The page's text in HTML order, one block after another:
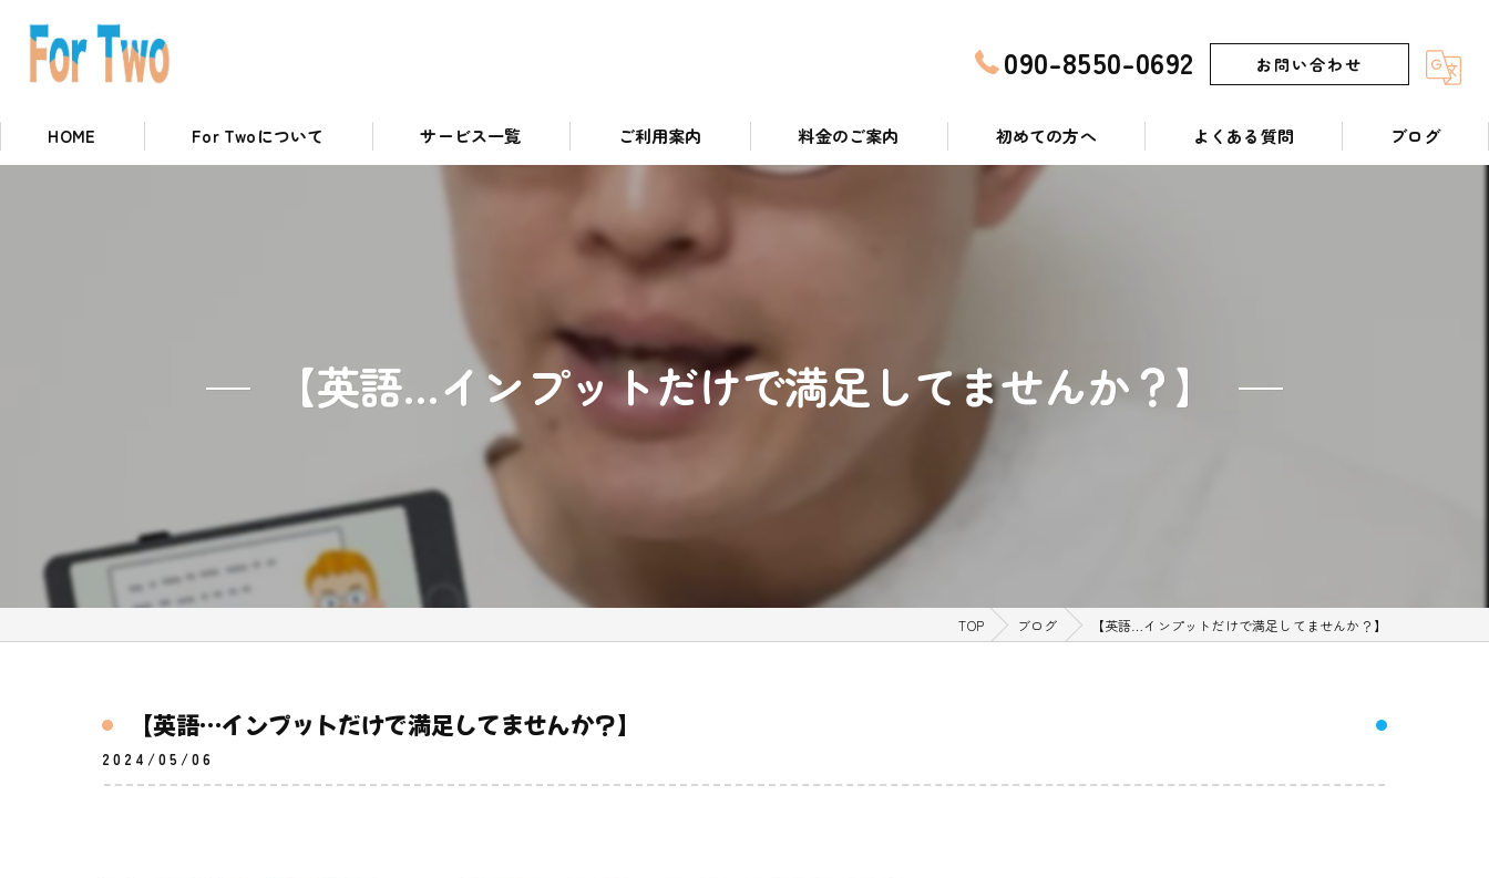
090-8550-0692 お問い合わせ
HOME For Twoについて サービス一覧 ご利用案内 料金のご案内 初めての方へ よくある質問 ブログ
【英語…インプットだけで満足してませんか？】
TOP ブログ 【英語…インプットだけで満足してませんか？】
【英語…インプットだけで満足してませんか？】
2024/05/06